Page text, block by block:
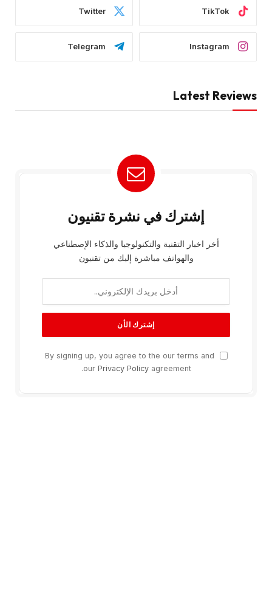
TikTok
Twitter
Instagram
Telegram
Latest Reviews
إشترك في نشرة تقنيون
أخر اخبار التقنية والتكنولوجيا والذكاء الإصطناعي
والهواتف مباشرة إليك من تقنيون
By signing up, you agree to the our terms and
our Privacy Policyagreement.